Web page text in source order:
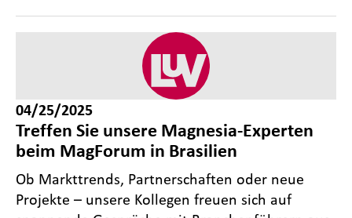
04/25/2025
Treffen Sie unsere Magnesia-Experten
beim MagForum in Brasilien
Ob Markttrends, Partnerschaften oder neue
Projekte – unsere Kollegen freuen sich auf